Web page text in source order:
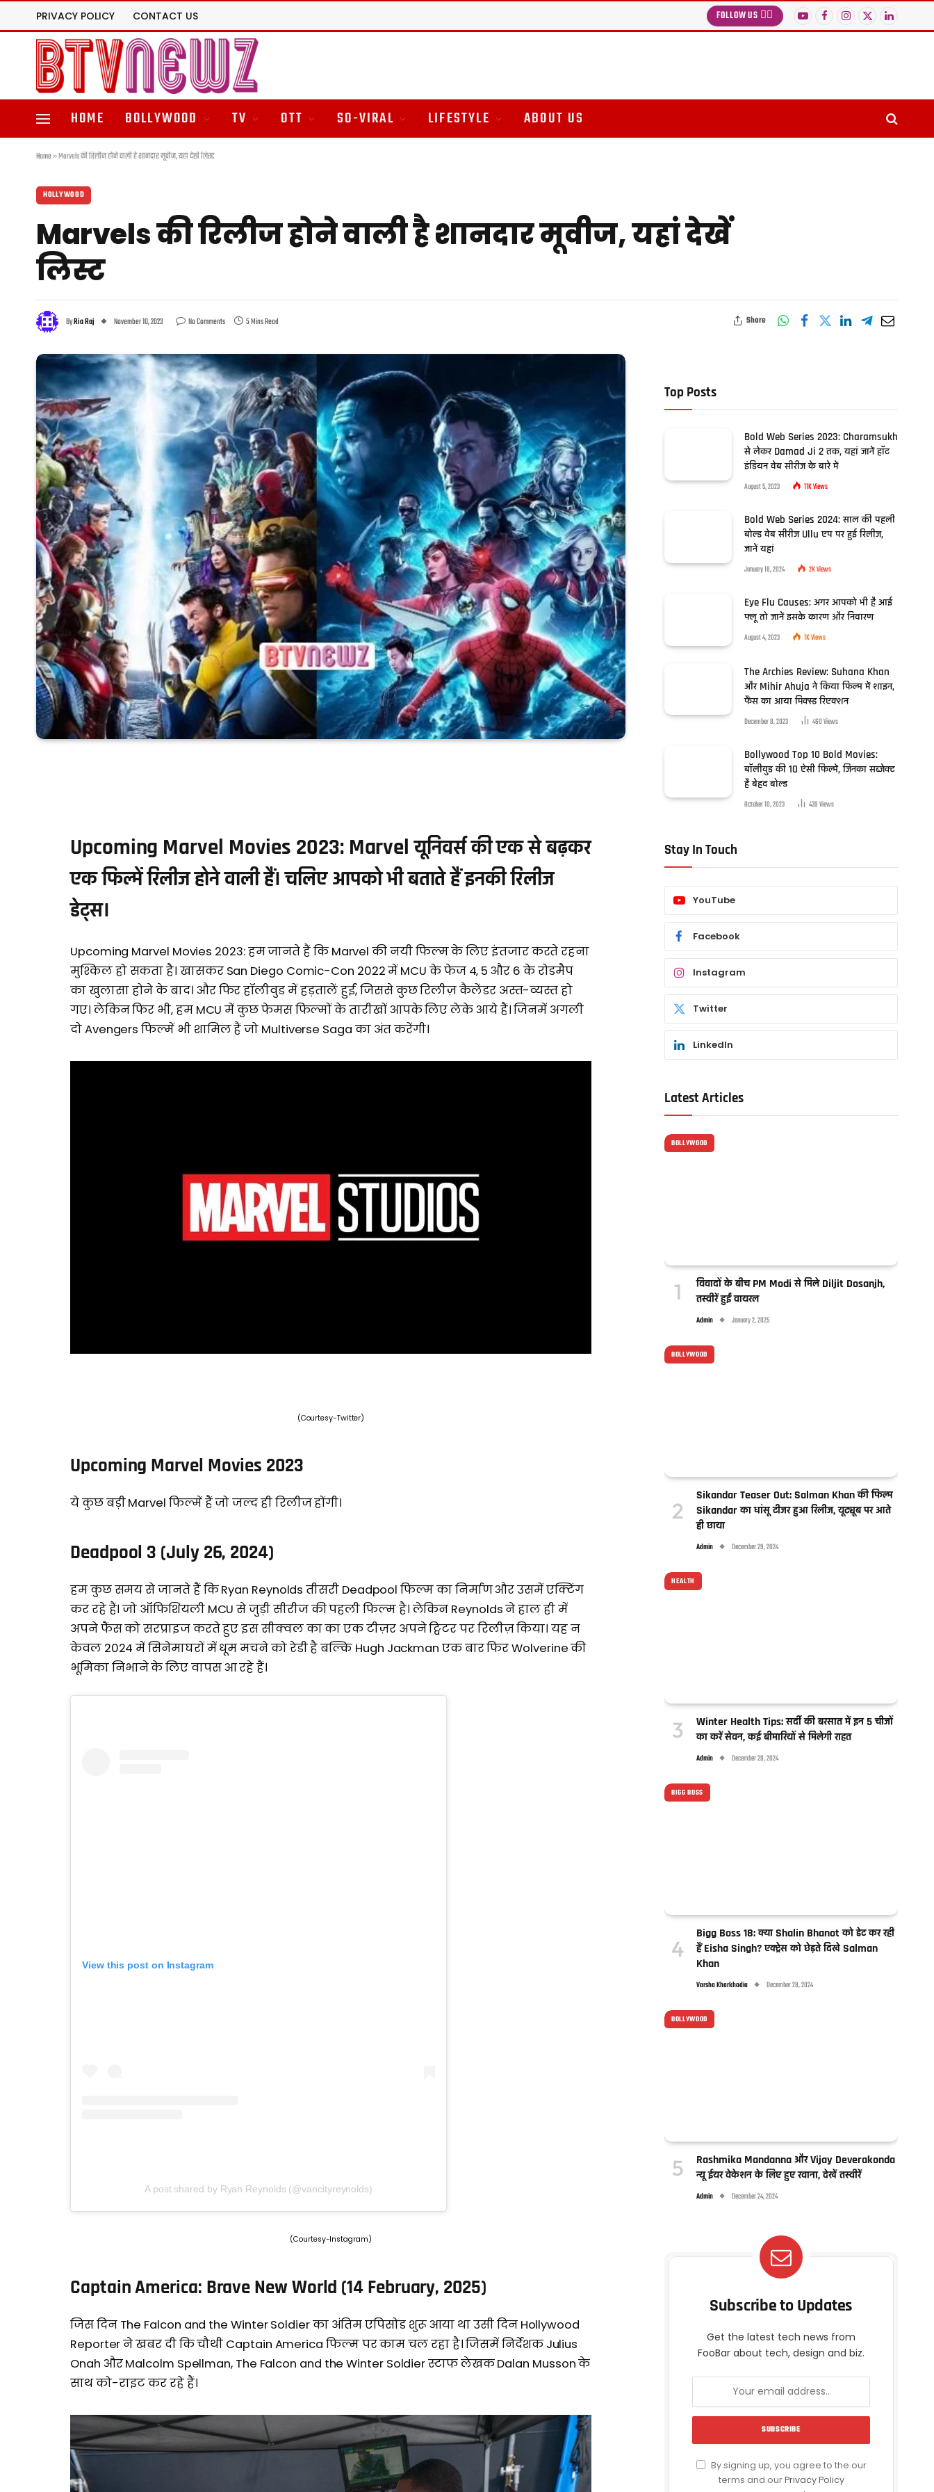
PRIVACY POLICY CONTACT US FOLLOW US 👉🏻 YouTubeFacebook
Instagram
X
(Twitter)
LinkedIn
HOME BOLLYWOOD TV OTT SO-VIRAL LIFESTYLE ABOUT US
Home»Marvels की रिलीज होने वाली है शानदार मूवीज, यहां देखें लिस्ट
HOLLYWOOD
Marvels की रिलीज होने वाली है शानदार मूवीज, यहां देखें
लिस्ट
ByRia Raj November 10, 2023 No Comments 5 Mins Read Share
Upcoming Marvel Movies 2023: Marvel यूनिवर्स की एक से बढ़कर
एक फिल्में रिलीज होने वाली हैं। चलिए आपको भी बताते हैं इनकी रिलीज
डेट्स।
Upcoming Marvel Movies 2023: हम जानते हैं कि Marvel की नयी फिल्म के लिए इंतजार करते रहना
मुश्किल हो सकता है। खासकर San Diego Comic-Con 2022 में MCU के फेज 4, 5 और 6 के रोडमैप
का खुलासा होने के बाद। और फिर हॉलीवुड में हड़तालें हुईं, जिससे कुछ रिलीज़ कैलेंडर अस्त-व्यस्त हो
गए। लेकिन फिर भी, हम MCU में कुछ फेमस फिल्मों के तारीखों आपके लिए लेके आये हैं। जिनमें अगली
दो Avengers फिल्में भी शामिल हैं जो Multiverse Saga का अंत करेंगी।
(Courtesy-Twitter)
Upcoming Marvel Movies 2023
ये कुछ बड़ी Marvel फिल्में हैं जो जल्द ही रिलीज होंगी।
Deadpool 3 (July 26, 2024)
हम कुछ समय से जानते हैं कि Ryan Reynolds तीसरी Deadpool फिल्म का निर्माण और उसमें एक्टिंग
कर रहे हैं। जो ऑफिशियली MCU से जुड़ी सीरीज की पहली फिल्म है। लेकिन Reynolds ने हाल ही में
अपने फैंस को सरप्राइज करते हुए इस सीक्वल का का एक टीज़र अपने ट्विटर पर रिलीज़ किया। यह न
केवल 2024 में सिनेमाघरों में धूम मचने को रेडी है बल्कि Hugh Jackman एक बार फिर Wolverine की
भूमिका निभाने के लिए वापस आ रहे हैं।
View this post on Instagram
A post shared by Ryan Reynolds (@vancityreynolds)
(Courtesy-Instagram)
Captain America: Brave New World (14 February, 2025)
जिस दिन The Falcon and the Winter Soldier का अंतिम एपिसोड शुरू आया था उसी दिन Hollywood
Reporter ने खबर दी कि चौथी Captain America फिल्म पर काम चल रहा है। जिसमें निर्देशक Julius
Onah और Malcolm Spellman, The Falcon and the Winter Soldier स्टाफ लेखक Dalan Musson के
साथ को-राइट कर रहे हैं।
Top Posts
Bold Web Series 2023: Charamsukh
से लेकर Damad Ji 2 तक, यहां जानें हॉट
इंडियन वेब सीरीज के बारे में
August 5, 2023 11KViews
Bold Web Series 2024: साल की पहली
बोल्ड वेब सीरीज Ullu एप पर हुई रिलीज,
जानें यहां
January 18, 2024 2KViews
Eye Flu Causes: अगर आपको भी है आई
फ्लू तो जानें इसके कारण और निवारण
August 4, 2023 1KViews
The Archies Review: Suhana Khan
और Mihir Ahuja ने किया फिल्म में शाइन,
फैंस का आया मिक्स्ड रिएक्शन
December 8, 2023 460Views
Bollywood Top 10 Bold Movies:
बॉलीवुड की 10 ऐसी फिल्में, जिनका सब्जेक्ट
है बेहद बोल्ड
October 10, 2023 439Views
Stay In Touch
YouTube
Facebook
Instagram
Twitter
LinkedIn
Latest Articles
BOLLYWOOD
विवादों के बीच PM Modi से मिले Diljit Dosanjh,
तस्वीरें हुईं वायरल
Admin January 2, 2025
BOLLYWOOD
Sikandar Teaser Out: Salman Khan की फिल्म
Sikandar का धांसू टीजर हुआ रिलीज, यूट्यूब पर आते
ही छाया
Admin December 29, 2024
HEALTH
Winter Health Tips: सर्दी की बरसात में इन 5 चीजों
का करें सेवन, कई बीमारियों से मिलेगी राहत
Admin December 29, 2024
BIGG BOSS
Bigg Boss 18: क्या Shalin Bhanot को डेट कर रही
हैं Eisha Singh? एक्ट्रेस को छेड़ते दिखे Salman
Khan
Varsha Kharkhodia December 28, 2024
BOLLYWOOD
Rashmika Mandanna और Vijay Deverakonda
न्यू ईयर वेकेशन के लिए हुए रवाना, देखें तस्वीरें
Admin December 24, 2024
Subscribe to Updates
Get the latest tech news from
FooBar about tech, design and biz.
By signing up, you agree to the our
terms and ourPrivacy Policy